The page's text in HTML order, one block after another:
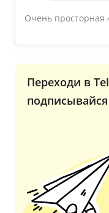
Очень просторная
Переходи в